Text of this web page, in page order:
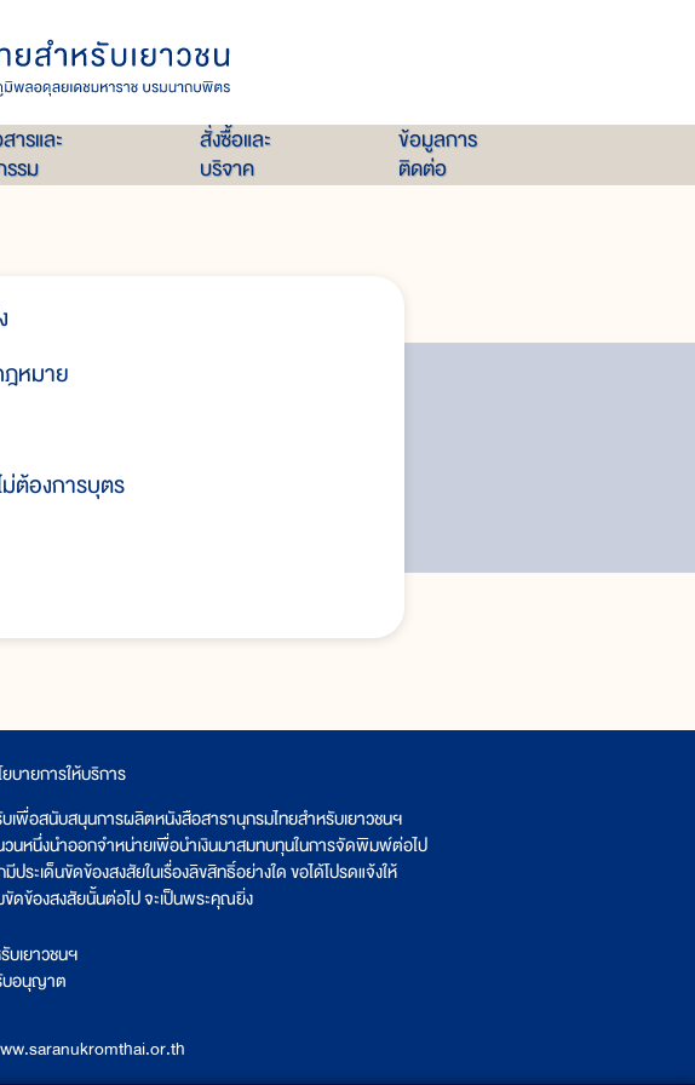
ารและ
รม
สั่งซื้อและ
บริจาค
ข้อมูลการ
ติดต่อ
ฎหมาย
ต้องการบุตร
บายการให้บริการ
เพื่อสนับสนุนการผลิตหนังสือสารานุกรมไทยสำหรับเยาวชนฯ
ำนวนหนึ่งนำออกจำหน่ายเพื่อนำเงินมาสมทบทุนในการจัดพิมพ์ต่อไป
ะเด็นขัดข้องสงสัยในเรื่องลิขสิทธิ์อย่างใด ขอได้โปรดแจ้งให้
ดข้องสงสัยนั้นต่อไป จะเป็นพระคุณยิ่ง
บเยาวชนฯ
บอนุญาต